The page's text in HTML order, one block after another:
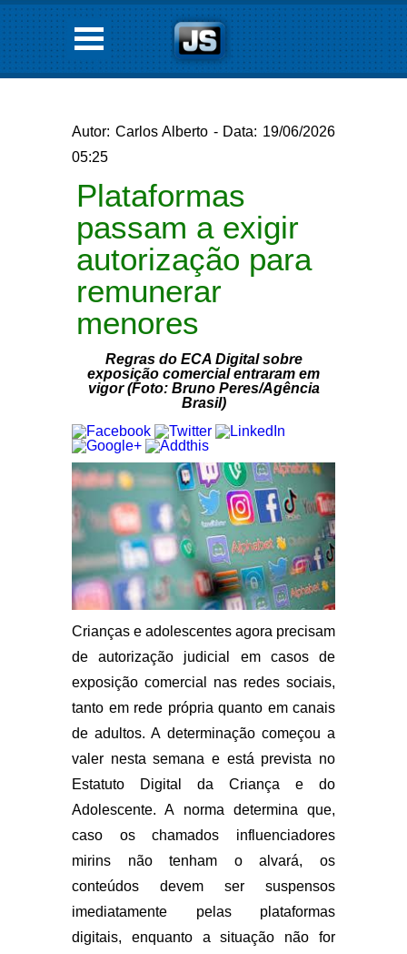
Autor: Carlos Alberto - Data: 19/06/2026
05:25
Plataformas
passam a exigir
autorização para
remunerar
menores
Regras do ECA Digital sobre
exposição comercial entraram em
vigor (Foto: Bruno Peres/Agência
Brasil)
Crianças e adolescentes agora precisam
de autorização judicial em casos de
exposição comercial nas redes sociais,
tanto em rede própria quanto em canais
de adultos. A determinação começou a
valer nesta semana e está prevista no
Estatuto Digital da Criança e do
Adolescente. A norma determina que,
caso os chamados influenciadores
mirins não tenham o alvará, os
conteúdos devem ser suspensos
imediatamente pelas plataformas
digitais, enquanto a situação não for